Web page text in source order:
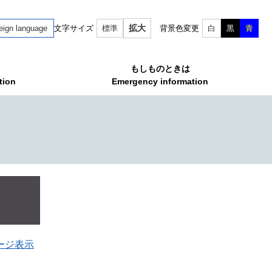
language 文字サイズ 標準 拡大 背景色変更 白 黒 青
もしものときは
Emergency information
ジ表示